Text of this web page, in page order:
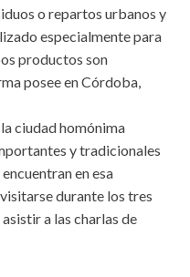
o repartos urbanos y
especialmente para
productos son
posee en Córdoba,
ciudad homónima
y tradicionales
en esa
durante los tres
a las charlas de